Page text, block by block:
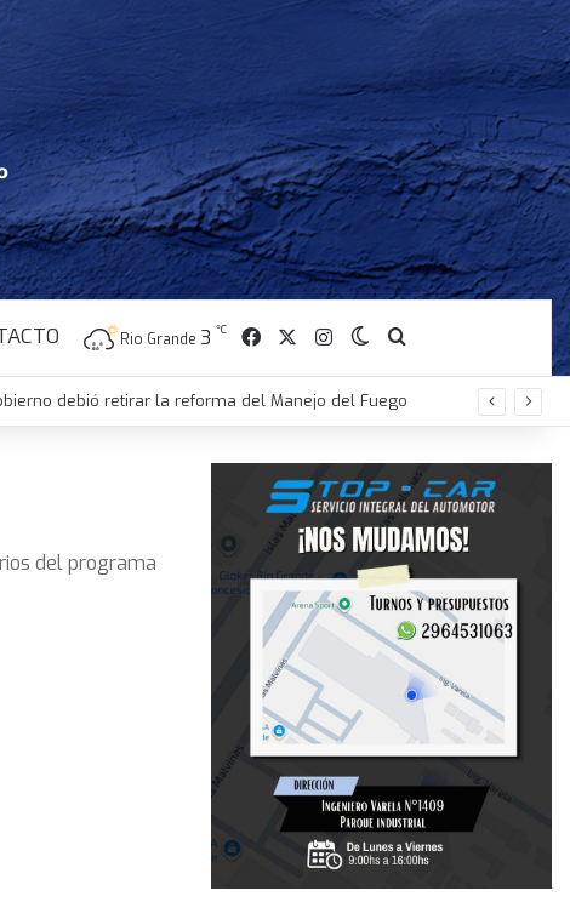
Rio Grande 3 ℃ FacebookInstagramSwitch skin
Buscar
debió retirar la reforma del Manejo del Fuego
del programa